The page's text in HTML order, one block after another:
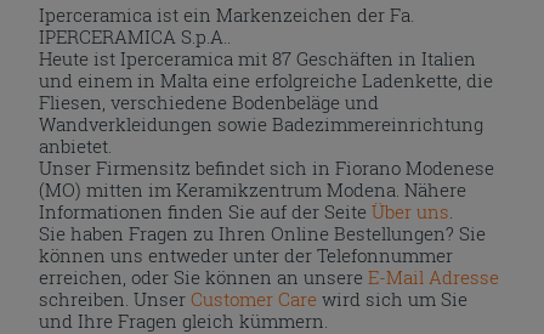
Iperceramica ist ein Markenzeichen der Fa.
IPERCERAMICA S.p.A..
Heute ist Iperceramica mit 87 Geschäften in Italien
und einem in Malta eine erfolgreiche Ladenkette, die
Fliesen, verschiedene Bodenbeläge und
Wandverkleidungen sowie Badezimmereinrichtung
anbietet.
Unser Firmensitz befindet sich in Fiorano Modenese
(MO) mitten im Keramikzentrum Modena. Nähere
Informationen finden Sie auf der Seite Über uns
Sie haben Fragen zu Ihren Online Bestellungen? Sie
können uns entweder unter der Telefonnummer
erreichen, oder Sie können an unsereE-Mail Adresse
schreiben. UnserCustomer Care wird sich um Sie
und Ihre Fragen gleich kümmern.